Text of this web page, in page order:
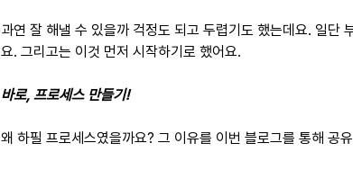
과연 잘 해낼 수 있을까 걱정도 되고 두렵기도 했는데요. 일단
요. 그리고는 이것 먼저 시작하기로 했어요.
바로, 프로세스 만들기!
왜 하필 프로세스였을까요? 그 이유를 이번 블로그를 통해 공